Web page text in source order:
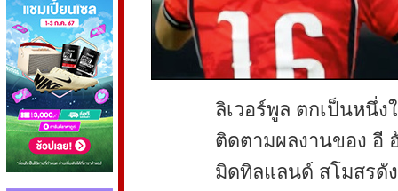
ลิเวอร์พูล ตกเป็นหนึ่ง
ติดตามผลงานของ อี
มิดทิลแลนด์ สโมสรดั